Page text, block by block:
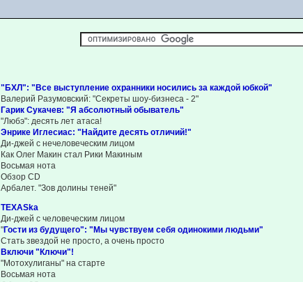
"БХЛ": "Все выступление охранники носились за каждой юбкой"
Валерий Разумовский: "Секреты шоу-бизнеса - 2"
Гарик Сукачев: "Я абсолютный обыватель"
"Любэ": десять лет атаса!
Энрике Иглесиас: "Найдите десять отличий!"
Ди-джей с нечеловеческим лицом
Как Олег Макин стал Рики Макиным
Восьмая нота
Обзор CD
Арбалет. "Зов долины теней"
TEXASka
Ди-джей с человеческим лицом
"Гости из будущего": "Мы чувствуем себя одинокими людьми"
Стать звездой не просто, а очень просто
Включи "Ключи"!
"Мотохулиганы" на старте
Восьмая нота